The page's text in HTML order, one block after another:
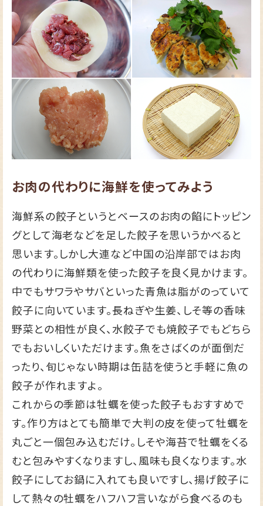
お肉の代わりに海鮮を使ってみよう
海鮮系の餃子というとベースのお肉の餡にトッピン
グとして海老などを足した餃子を思いうかべると
思います。しかし大連など中国の沿岸部ではお肉
の代わりに海鮮類を使った餃子を良く見かけます。
中でもサワラやサバといった青魚は脂がのっていて
餃子に向いています。長ねぎや生姜、しそ等の香味
野菜との相性が良く、水餃子でも焼餃子でもどちら
でもおいしくいただけます。魚をさばくのが面倒だ
ったり、旬じゃない時期は缶詰を使うと手軽に魚の
餃子が作れますよ。
これからの季節は牡蠣を使った餃子もおすすめで
す。作り方はとても簡単で大判の皮を使って牡蠣を
丸ごと一個包み込むだけ。しそや海苔で牡蠣をくる
むと包みやすくなりますし、風味も良くなります。水
餃子にしてお鍋に入れても良いですし、揚げ餃子に
して熱々の牡蠣をハフハフ言いながら食べるのも